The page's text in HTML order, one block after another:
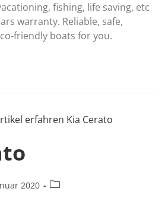
fishing, life saving, etc
warranty. Reliable, safe,
friendly boats for you.
2020